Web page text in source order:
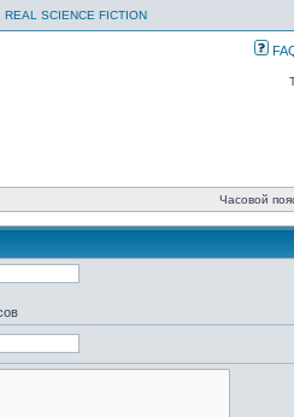
REAL SCIENCE FICTION
Часовой